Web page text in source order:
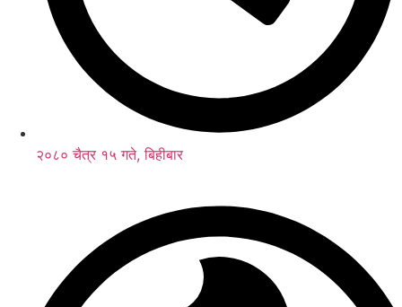
२०८० चैत्र १५ गते, बिहीबार